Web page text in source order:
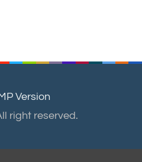
Version
right reserved.